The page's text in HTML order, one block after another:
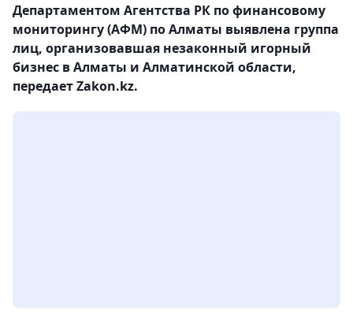
Департаментом Агентства РК по финансовому
мониторингу (АФМ) по Алматы выявлена группа
лиц, организовавшая незаконный игорный
бизнес в Алматы и Алматинской области,
передает Zakon.kz.